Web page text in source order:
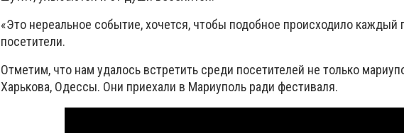
«Это нереальное событие, хочется, чтобы подобное происходило каждый
посетители.
Отметим, что нам удалось встретить среди посетителей не только
Харькова, Одессы. Они приехали в Мариуполь ради фестиваля.